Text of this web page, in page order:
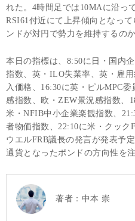
れた。4時間足では10MAに沿っ
RSI61付近にて上昇傾向となっ
ンドが対円で勢力を維持するの
本日の指標は、8:50に日・国内
指数、英・ILO失業率、英・雇
入価格、16:30に英・ピルMPC
感指数、欧・ZEW景況感指数、
米・NFIB中小企業楽観指数、
者物価指数、22:10に米・クック
ウエルFRB議長の発言が発表予
通貨となったポンドの方向性を注
著者： 中本 崇